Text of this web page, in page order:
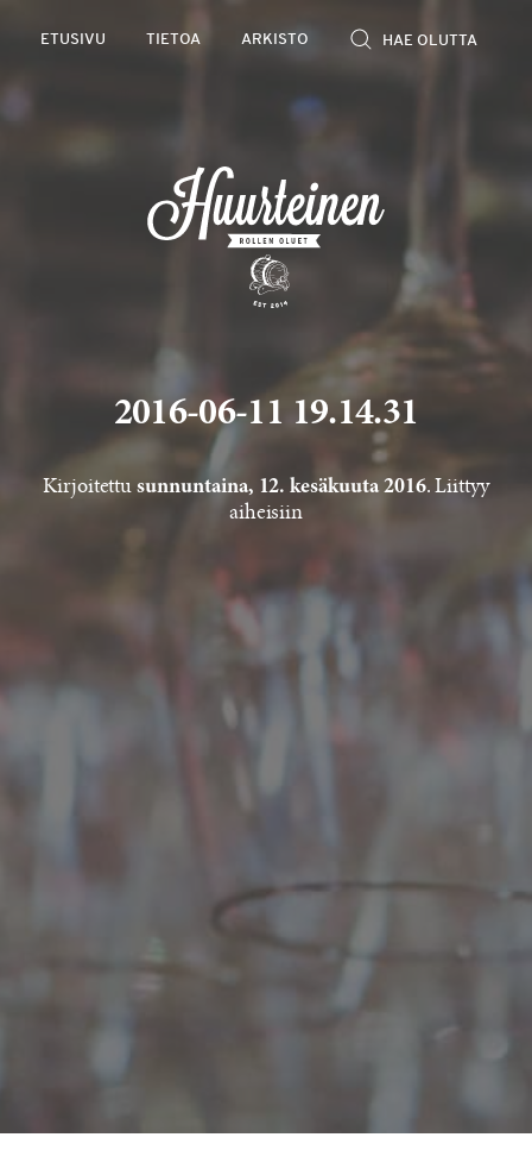
ETUSIVU TIETOA ARKISTO
2016-06-11 19.14.31
Kirjoitettusunnuntaina, 12. kesäkuuta 2016. Liittyy
aiheisiin